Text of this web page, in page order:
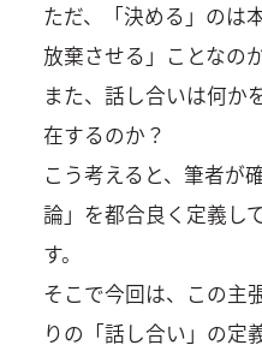
ただ、「決める」のは
放棄させる」ことなの
また、話し合いは何か
在するのか？
こう考えると、筆者が
論」を都合良く定義し
す。
そこで今回は、この主
りの「話し合い」の定